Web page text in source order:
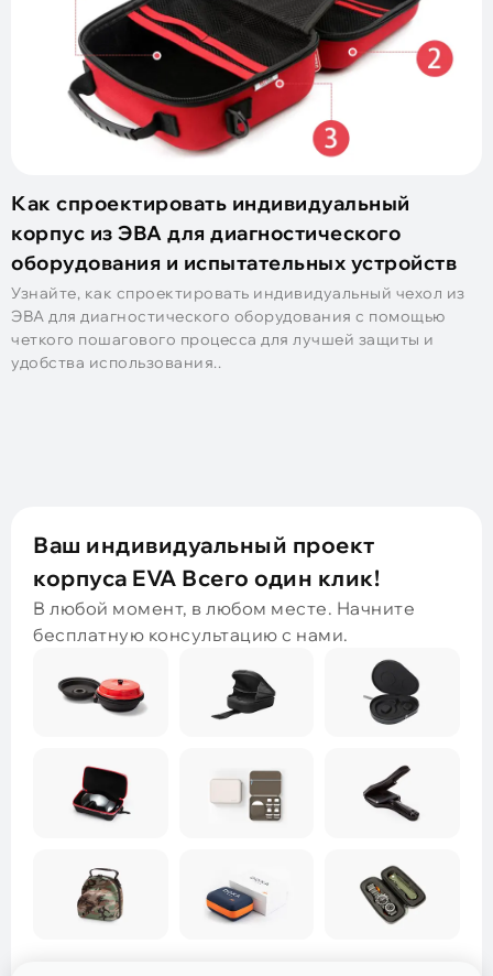
Как спроектировать индивидуальный
корпус из ЭВА для диагностического
оборудования и испытательных устройств
Узнайте, как спроектировать индивидуальный чехол из
ЭВА для диагностического оборудования с помощью
четкого пошагового процесса для лучшей защиты и
удобства использования..
Ваш индивидуальный проект
корпуса EVA Всего один клик!
В любой момент, в любом месте. Начните
бесплатную консультацию с нами.